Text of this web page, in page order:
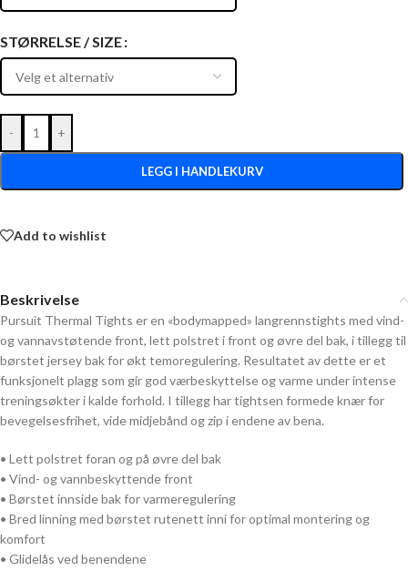
STØRRELSE / SIZE
- +
LEGG I HANDLEKURV
Add to wishlist
Beskrivelse
Pursuit Thermal Tights er en «bodymapped» langrennstights med vind-
og vannavstøtende front, lett polstret i front og øvre del bak, i tillegg til
børstet jersey bak for økt temoregulering. Resultatet av dette er et
funksjonelt plagg som gir god værbeskyttelse og varme under intense
treningsøkter i kalde forhold. I tillegg har tightsen formede knær for
bevegelsesfrihet, vide midjebånd og zip i endene av bena.
• Lett polstret foran og på øvre del bak
• Vind- og vannbeskyttende front
• Børstet innside bak for varmeregulering
• Bred linning med børstet rutenett inni for optimal montering og
komfort
• Glidelås ved benendene